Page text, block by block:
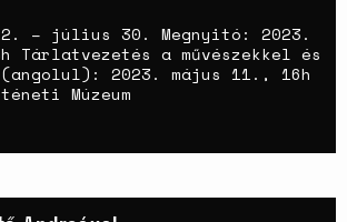
– július 30. Megnyitó: 2023.
Tárlatvezetés a művészekkel és
2023. május 11., 16h
Múzeum